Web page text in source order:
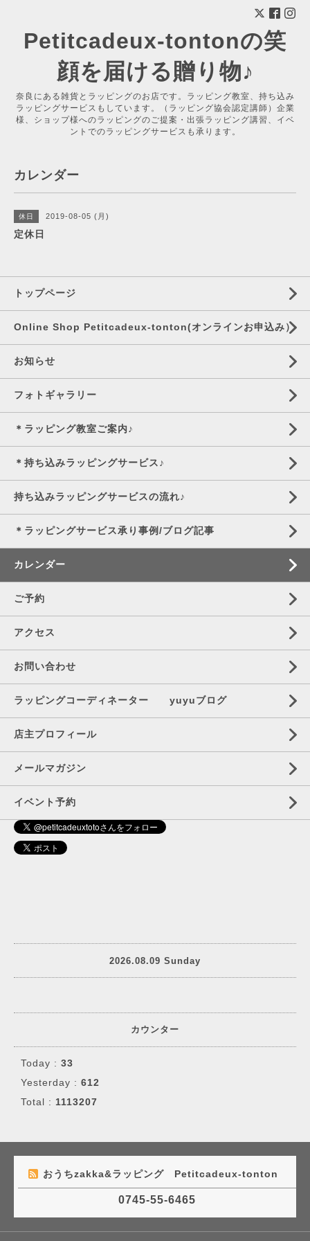
Petitcadeux-tontonの笑
顔を届ける贈り物♪
奈良にある雑貨とラッピングのお店です。ラッピング教室、持ち込み
ラッピングサービスもしています。（ラッピング協会認定講師）企業
様、ショップ様へのラッピングのご提案・出張ラッピング講習、イベ
ントでのラッピングサービスも承ります。
カレンダー
休日 2019-08-05 (月)
定休日
トップページ
Online Shop Petitcadeux-tonton(オンラインお申込み）
お知らせ
フォトギャラリー
＊ラッピング教室ご案内♪
＊持ち込みラッピングサービス♪
持ち込みラッピングサービスの流れ♪
＊ラッピングサービス承り事例/ブログ記事
カレンダー
ご予約
アクセス
お問い合わせ
ラッピングコーディネーター yuyuブログ
店主プロフィール
メールマガジン
イベント予約
2026.08.09 Sunday
カウンター
Today : 33
Yesterday : 612
Total : 1113207
おうちzakka&ラッピング Petitcadeux-tonton
0745-55-6465